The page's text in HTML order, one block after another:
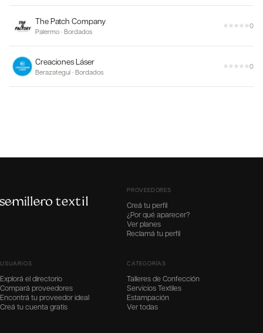
The Patch Company
Palermo · Bordados
0
Creaciones Láser
Berazategui · Bordados
0
PROVEEDORES
Creá tu perfil
¿Por qué aparecer?
Ver planes
Reclamá tu perfil
USUARIOS
Explorá el directorio
Compará proveedores
Encontrá tu proveedor ideal
Creá tu cuenta gratis
CATEGORÍAS
Talleres de Confección
Servicios Textiles
Estampación
Ver todas